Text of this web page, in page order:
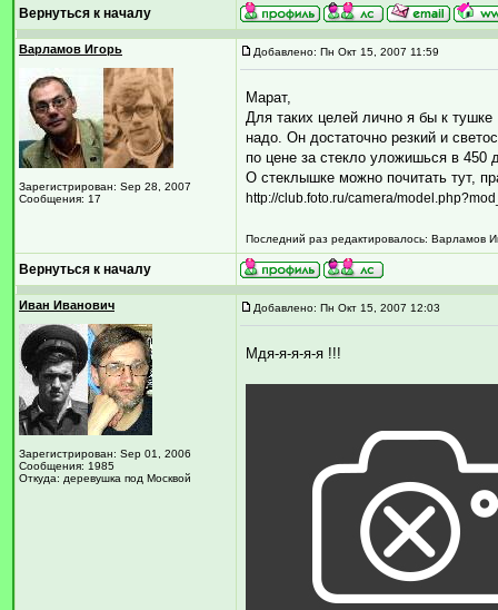
Вернуться к началу
Варламов Игорь
Зарегистрирован: Sep 28, 2007
Сообщения: 17
Добавлено: Пн Окт 15, 2007 11:59
Марат,
Для таких целей лично я бы к
надо. Он достаточно резкий и
по цене за стекло уложишься в 450
О стеклышке можно почитать тут,
http://club.foto.ru/camera/
Последний раз редактировалось: Варламов
Вернуться к началу
Иван Иванович
Зарегистрирован: Sep 01, 2006
Сообщения: 1985
Откуда: деревушка под Москвой
Добавлено: Пн Окт 15, 2007 12:03
Мдя-я-я-я-я !!!